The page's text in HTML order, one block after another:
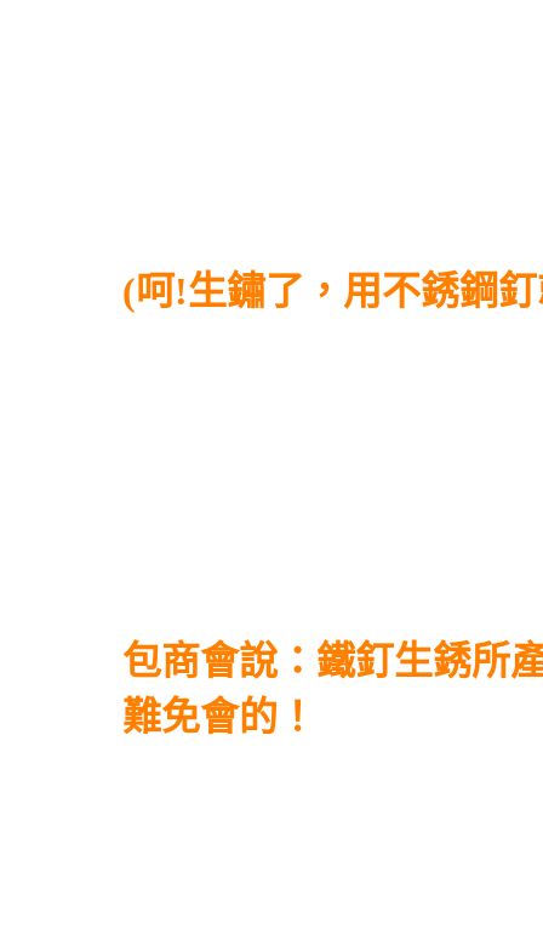
(呵!生鏽了，用不銹鋼
包商會說：鐵釘生銹所
難免會的！